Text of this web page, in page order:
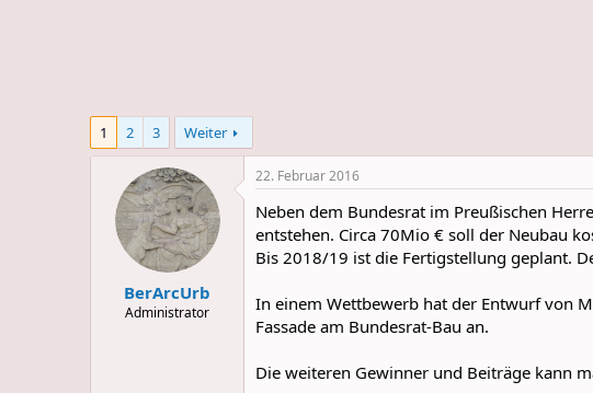
1 2 3 Weiter
BerArcUrb
Administrator
22. Februar 2016
Neben dem Bundesrat im Preußischen
entstehen. Circa 70Mio € soll der Neubau
Bis 2018/19 ist die Fertigstellung geplant.
In einem Wettbewerb hat der Entwurf von
Fassade am Bundesrat-Bau an.
Die weiteren Gewinner und Beiträge kann